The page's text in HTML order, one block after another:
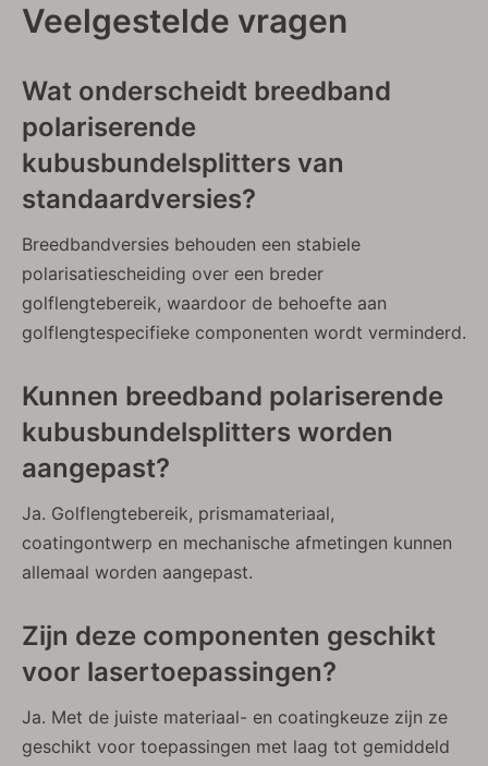
Veelgestelde vragen
Wat onderscheidt breedband
polariserende
kubusbundelsplitters van
standaardversies?
Breedbandversies behouden een stabiele
polarisatiescheiding over een breder
golflengtebereik, waardoor de behoefte aan
golflengtespecifieke componenten wordt verminderd.
Kunnen breedband polariserende
kubusbundelsplitters worden
aangepast?
Ja. Golflengtebereik, prismamateriaal,
coatingontwerp en mechanische afmetingen kunnen
allemaal worden aangepast.
Zijn deze componenten geschikt
voor lasertoepassingen?
Ja. Met de juiste materiaal- en coatingkeuze zijn ze
geschikt voor toepassingen met laag tot gemiddeld
Fresnel-lenzen